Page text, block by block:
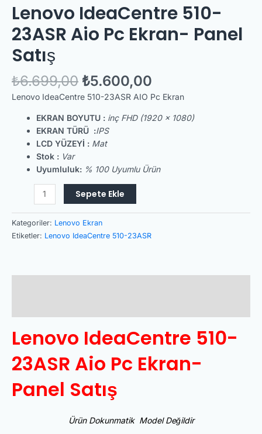
Lenovo IdeaCentre 510-
23ASR Aio Pc Ekran- Panel
Satış
₺6.699,00 ₺5.600,00
Lenovo IdeaCentre 510-23ASR AIO Pc Ekran
EKRAN BOYUTU : inç FHD (1920 x 1080)
EKRAN TÜRÜ :IPS
LCD YÜZEYİ : Mat
Stok : Var
Uyumluluk: % 100 Uyumlu Ürün
Satış
Sepete Ekle
Kategoriler: Lenovo Ekran
Etiketler: Lenovo IdeaCentre 510-23ASR
Lenovo IdeaCentre 510-
23ASR Aio Pc Ekran-
Panel Satış
Ürün Dokunmatik Model Değildir